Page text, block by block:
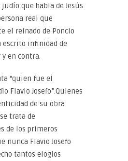
que habla de Jesús
real que
el reinado de Poncio
escrito infinidad de
en contra.
“quien fue el
Flavio Josefo”.Quienes
de su obra
trata de
de los primeros
nunca Flavio Josefo
tantos elogios